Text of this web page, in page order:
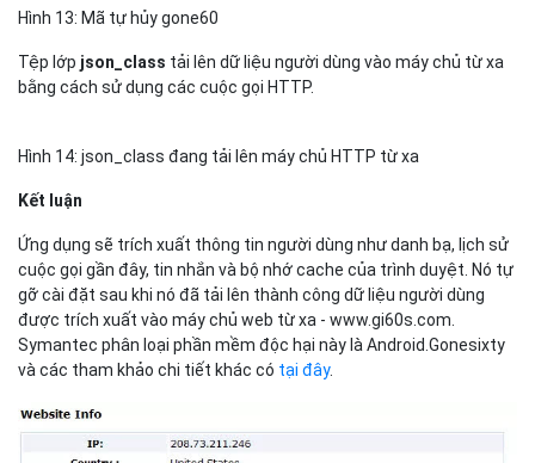
Hình 13: Mã tự hủy gone60
Tệp lớp json_class tải lên dữ liệu người dùng vào máy chủ từ xa
bằng cách sử dụng các cuộc gọi HTTP.
Hình 14: json_class đang tải lên máy chủ HTTP từ xa
Kết luận
Ứng dụng sẽ trích xuất thông tin người dùng như danh bạ, lịch sử
cuộc gọi gần đây, tin nhắn và bộ nhớ cache của trình duyệt. Nó tự
gỡ cài đặt sau khi nó đã tải lên thành công dữ liệu người dùng
được trích xuất vào máy chủ web từ xa - www.gi60s.com.
Symantec phân loại phần mềm độc hại này là Android.Gonesixty
và các tham khảo chi tiết khác có tại đây.